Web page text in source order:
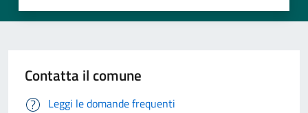
Contatta il comune
Leggi le domande frequenti